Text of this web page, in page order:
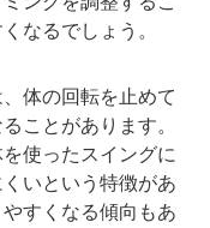
なるでしょう。
体の回転を止めて
ことがあります。
使ったスイングに
いという特徴があ
すくなる傾向もあ